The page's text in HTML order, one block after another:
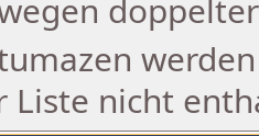
Liste nicht